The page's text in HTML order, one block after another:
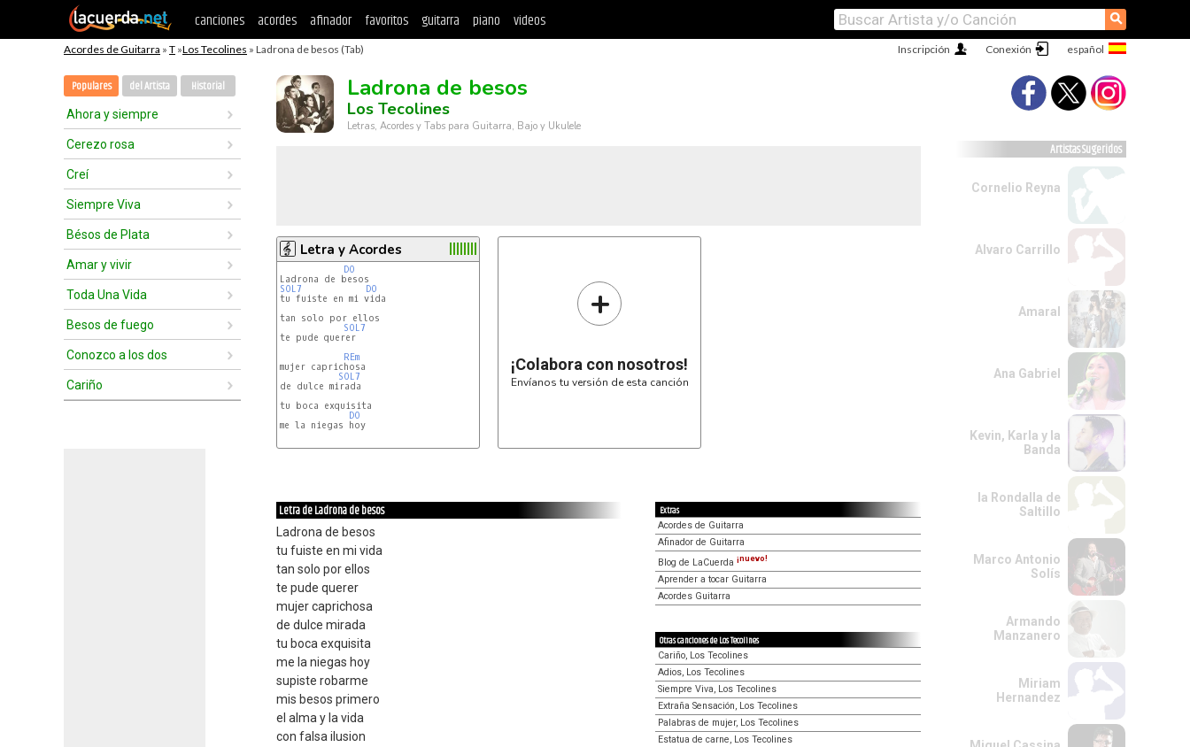
canciones acordes afinador favoritos guitarra piano videos ⚲
Acordes de Guitarra » T »Los Tecolines » Ladrona de besos (Tab) Conexión
Inscripción
Populares del Artista Historial
Ahora y siempre
Cerezo rosa
Creí
Siempre Viva
Bésos de Plata
Amar y vivir
Toda Una Vida
Besos de fuego
Conozco a los dos
Cariño
Ladrona de besos
Los Tecolines
Letras, Acordes y Tabs para Guitarra, Bajo y Ukulele
Letra y Acordes
DO
SOL7
DO
tu fuiste en mi vida
tan solo por ellos
SOL7
te pude querer
REm
mujer caprichosa
SOL7
de dulce mirada
tu boca exquisita
DO
me la niegas hoy
+
¡Colabora con nosotros!
Envíanos tu versión de esta canción
Letra de Ladrona de besos
Ladrona de besos
tu fuiste en mi vida
tan solo por ellos
te pude querer
mujer caprichosa
de dulce mirada
tu boca exquisita
me la niegas hoy
supiste robarme
mis besos primero
el alma y la vida
con falsa ilusion
Extras
Acordes de Guitarra
Afinador de Guitarra
Blog de LaCuerda ¡nuevo!
Aprender a tocar Guitarra
Acordes Guitarra
Otras canciones de Los Tecolines
Cariño, Los Tecolines
Adios, Los Tecolines
Siempre Viva, Los Tecolines
Extraña Sensación, Los Tecolines
Palabras de mujer, Los Tecolines
Estatua de carne, Los Tecolines
Artistas Sugeridos
Cornelio Reyna
Alvaro Carrillo
Amaral
Ana Gabriel
Kevin, Karla y la
Banda
la Rondalla de
Saltillo
Marco Antonio
Solís
Armando
Manzanero
Miriam
Hernandez